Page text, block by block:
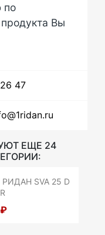
по
Вы
47
ЕЩЕ 24
SVA 25 D